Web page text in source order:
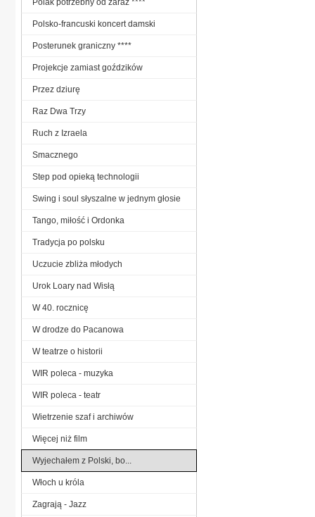
Polsko-francuski koncert damski
Posterunek graniczny ****
Projekcje zamiast goździków
Przez dziurę
Raz Dwa Trzy
Ruch z Izraela
Smacznego
Step pod opieką technologii
Swing i soul słyszalne w jednym głosie
Tango, miłość i Ordonka
Tradycja po polsku
Uczucie zbliża młodych
Urok Loary nad Wisłą
W 40. rocznicę
W drodze do Pacanowa
W teatrze o historii
WIR poleca - muzyka
WIR poleca - teatr
Wietrzenie szaf i archiwów
Więcej niż film
Wyjechałem z Polski, bo...
Włoch u króla
Zagrają - Jazz